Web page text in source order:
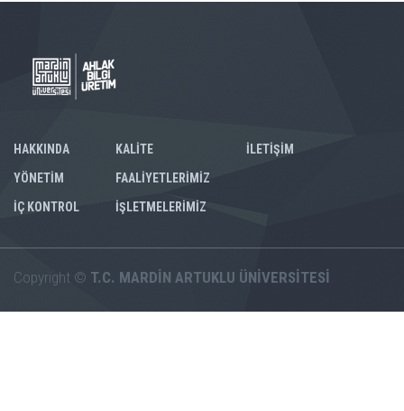
HAKKINDA
YÖNETİM
İÇ KONTROL
KALİTE
FAALİYETLERİMİZ
İŞLETMELERİMİZ
İLETİŞİM
Copyright © T.C. MARDİN ARTUKLU ÜNİVERSİTESİ